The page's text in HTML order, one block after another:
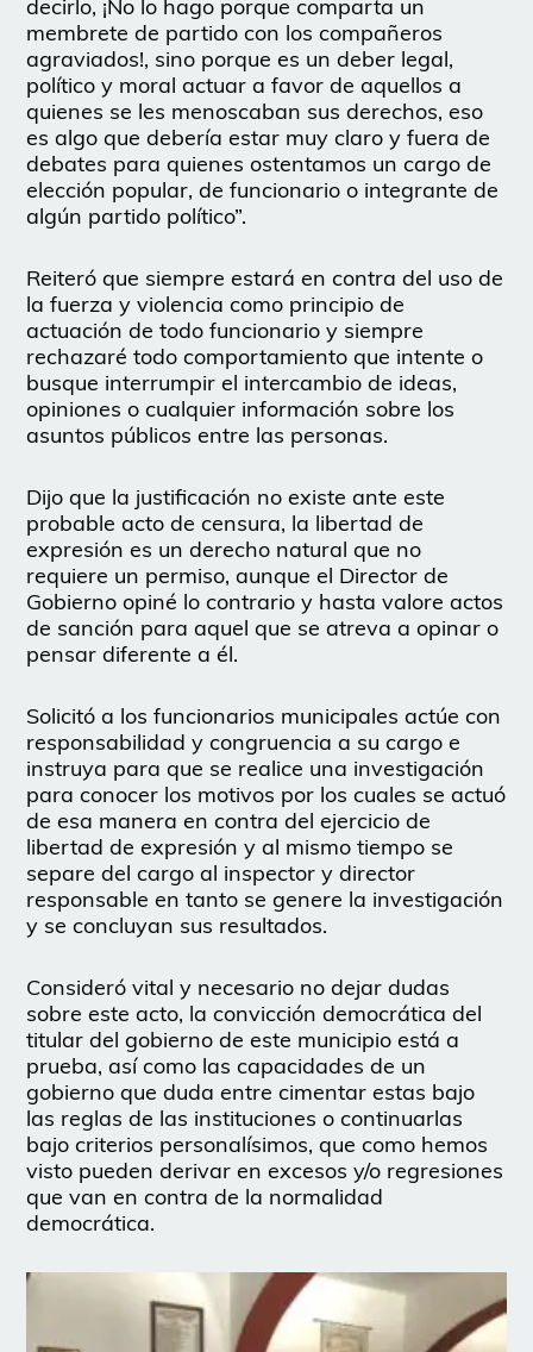
decirlo, ¡No lo hago porque comparta un
membrete de partido con los compañeros
agraviados!, sino porque es un deber legal,
político y moral actuar a favor de aquellos a
quienes se les menoscaban sus derechos, eso
es algo que debería estar muy claro y fuera de
debates para quienes ostentamos un cargo de
elección popular, de funcionario o integrante de
algún partido político”.
Reiteró que siempre estará en contra del uso de
la fuerza y violencia como principio de
actuación de todo funcionario y siempre
rechazaré todo comportamiento que intente o
busque interrumpir el intercambio de ideas,
opiniones o cualquier información sobre los
asuntos públicos entre las personas.
Dijo que la justificación no existe ante este
probable acto de censura, la libertad de
expresión es un derecho natural que no
requiere un permiso, aunque el Director de
Gobierno opiné lo contrario y hasta valore actos
de sanción para aquel que se atreva a opinar o
pensar diferente a él.
Solicitó a los funcionarios municipales actúe con
responsabilidad y congruencia a su cargo e
instruya para que se realice una investigación
para conocer los motivos por los cuales se actuó
de esa manera en contra del ejercicio de
libertad de expresión y al mismo tiempo se
separe del cargo al inspector y director
responsable en tanto se genere la investigación
y se concluyan sus resultados.
Consideró vital y necesario no dejar dudas
sobre este acto, la convicción democrática del
titular del gobierno de este municipio está a
prueba, así como las capacidades de un
gobierno que duda entre cimentar estas bajo
las reglas de las instituciones o continuarlas
bajo criterios personalísimos, que como hemos
visto pueden derivar en excesos y/o regresiones
que van en contra de la normalidad
democrática.